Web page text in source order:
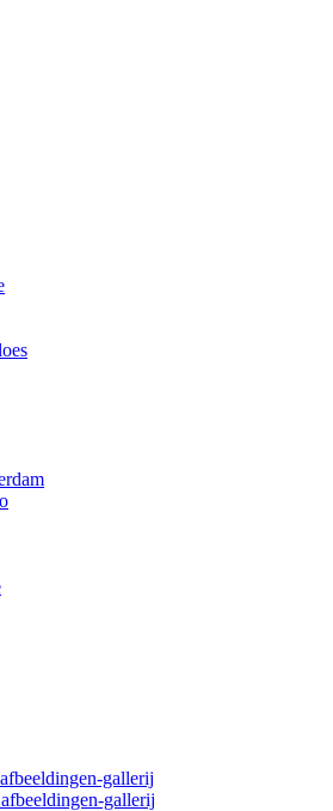
gallerij
gallerij